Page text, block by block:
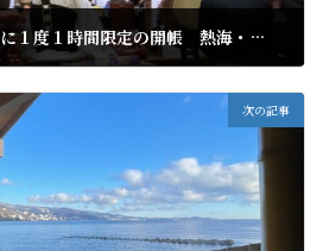
運慶作の秘仏本尊、年に１度１時間限定の開帳 熱海・小山毘沙門堂
次の記事